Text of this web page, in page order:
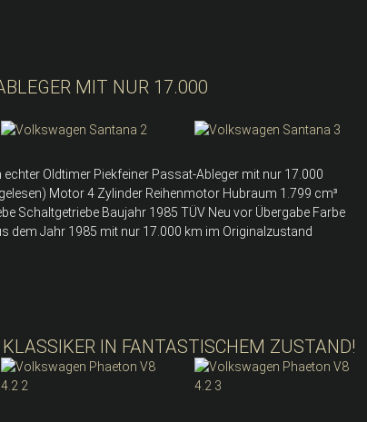
MIT NUR 17.000
Oldtimer Piekfeiner Passat-Ableger mit nur 17.000
Motor 4 Zylinder Reihenmotor Hubraum 1.799 cm³
Schaltgetriebe Baujahr 1985 TÜV Neu vor Übergabe Farbe
dem Jahr 1985 mit nur 17.000 km im Originalzustand
IN FANTASTISCHEM ZUSTAND!